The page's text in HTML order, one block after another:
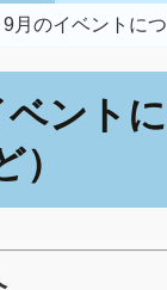
9月のイベントに
ベント
）